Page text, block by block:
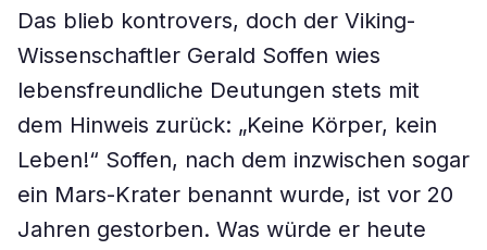
Das blieb kontrovers, doch der Viking-
Wissenschaftler Gerald Soffen wies
lebensfreundliche Deutungen stets mit
dem Hinweis zurück: „Keine Körper, kein
Leben!“ Soffen, nach dem inzwischen sogar
ein Mars-Krater benannt wurde, ist vor 20
Jahren gestorben. Was würde er heute